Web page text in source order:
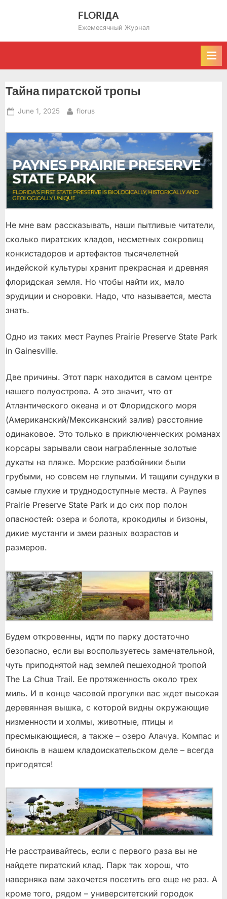
FLORIДА
Ежемесячный Журнал
Тайна пиратской тропы
Posted
June 1, 2025 By
florus
Не мне вам рассказывать, наши пытливые читатели,
сколько пиратских кладов, несметных сокровищ
конкистадоров и артефактов тысячелетней
индейской культуры хранит прекрасная и древняя
флоридская земля. Но чтобы найти их, мало
эрудиции и сноровки. Надо, что называется, места
знать.
Одно из таких мест Paynes Prairie Preserve State Park
in Gainesville.
Две причины. Этот парк находится в самом центре
нашего полуострова. А это значит, что от
Атлантического океана и от Флоридского моря
(Американский/Мексиканский залив) расстояние
одинаковое. Это только в приключенческих романах
корсары зарывали свои награбленные золотые
дукаты на пляже. Морские разбойники были
грубыми, но совсем не глупыми. И тащили сундуки в
самые глухие и труднодоступные места. А Paynes
Prairie Preserve State Park и до сих пор полон
опасностей: озера и болота, крокодилы и бизоны,
дикие мустанги и змеи разных возрастов и
размеров.
Будем откровенны, идти по парку достаточно
безопасно, если вы воспользуетесь замечательной,
чуть приподнятой над землей пешеходной тропой
The La Chua Trail. Ее протяженность около трех
миль. И в конце часовой прогулки вас ждет высокая
деревянная вышка, с которой видны окружающие
низменности и холмы, животные, птицы и
пресмыкающиеся, а также – озеро Алачуа. Компас и
бинокль в нашем кладоискательском деле – всегда
пригодятся!
Не расстраивайтесь, если с первого раза вы не
найдете пиратский клад. Парк так хорош, что
наверняка вам захочется посетить его еще не раз. А
кроме того, рядом – университетский городок